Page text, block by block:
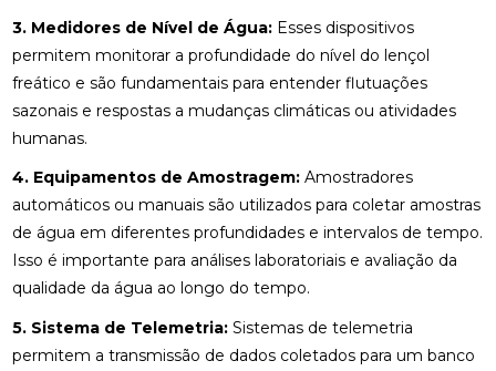
3. Medidores de Nível de Água:Esses dispositivos
permitem monitorar a profundidade do nível do lençol
freático e são fundamentais para entender flutuações
sazonais e respostas a mudanças climáticas ou atividades
humanas.
4. Equipamentos de Amostragem:Amostradores
automáticos ou manuais são utilizados para coletar amostras
de água em diferentes profundidades e intervalos de tempo.
Isso é importante para análises laboratoriais e avaliação da
qualidade da água ao longo do tempo.
5. Sistema de Telemetria:Sistemas de telemetria
permitem a transmissão de dados coletados para um banco